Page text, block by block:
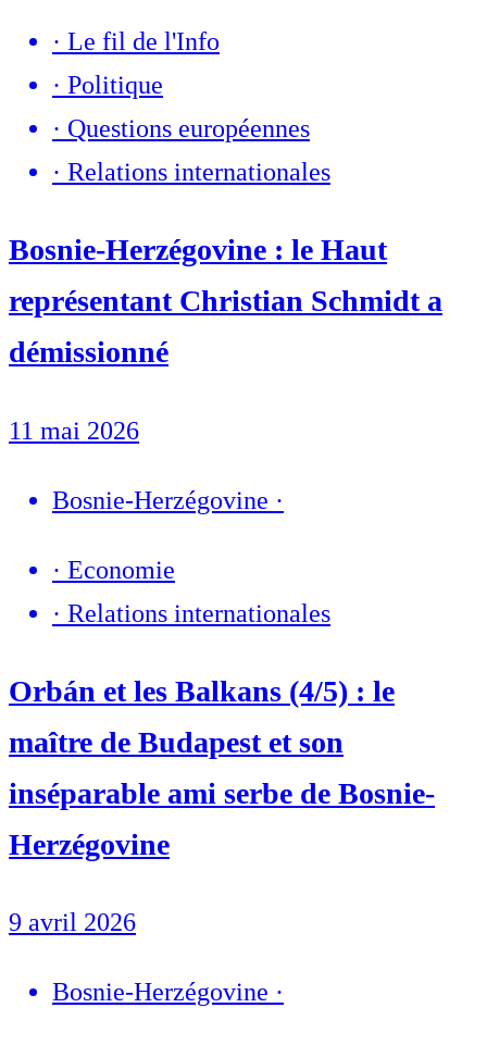
· Le fil de l'Info
· Politique
· Questions européennes
· Relations internationales
Bosnie-Herzégovine : le Haut
représentant Christian Schmidt a
démissionné
11 mai 2026
Bosnie-Herzégovine ·
· Economie
· Relations internationales
Orbán et les Balkans (4/5) : le
maître de Budapest et son
inséparable ami serbe de Bosnie-
Herzégovine
9 avril 2026
Bosnie-Herzégovine ·